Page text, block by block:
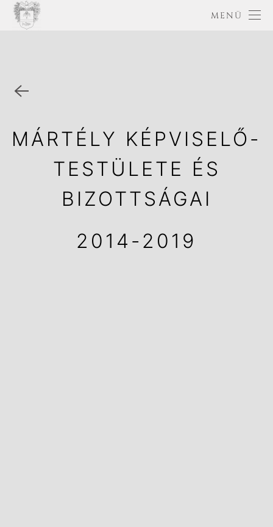
MENÜ
MÁRTÉLY KÉPVISELŐ-
TESTÜLETE ÉS
BIZOTTSÁGAI
2014-2019